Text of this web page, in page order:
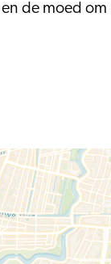
de moed om